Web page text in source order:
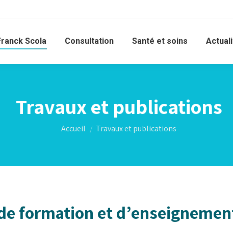
Scola Consultation Santé et soins
Travaux et publications
Vous êtes ici :
Accueil Travaux et publications
formation et